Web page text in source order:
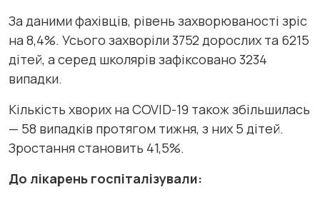
За даними фахівців, рівень захворюваності зріс
на 8,4%. Усього захворіли 3752 дорослих та 6215
дітей, а серед школярів зафіксовано 3234
випадки.
Кількість хворих на COVID-19 також збільшилась
— 58 випадків протягом тижня, з них 5 дітей.
Зростання становить 41,5%.
До лікарень госпіталізували: